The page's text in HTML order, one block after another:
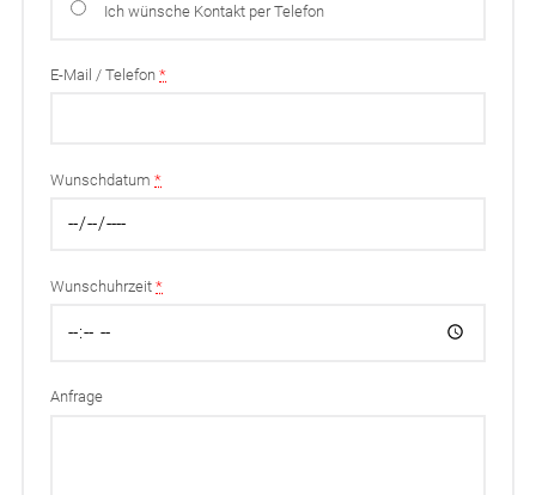
Ich wünsche Kontakt per Telefon
E-Mail / Telefon*
Wunschdatum*
Wunschuhrzeit*
Anfrage